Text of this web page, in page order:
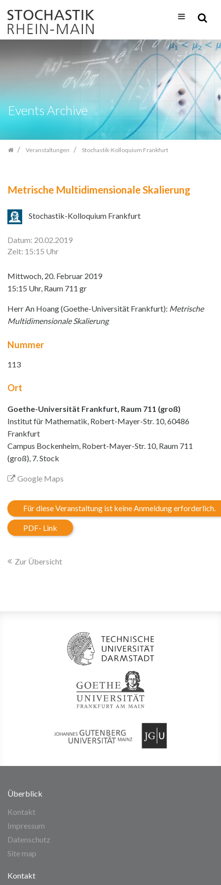
Inhalt
springen
Events Archive
Veranstaltungen Stochastik-Kolloquium Frankfurt
Metrische Multidimensionale Skalierung
Stochastik-Kolloquium Frankfurt
Datum: 20.02.2019
Zeit: 15:15 Uhr
Mittwoch, 20. Februar 2019
15:15 Uhr, Raum 711 gr
Herr An Hoang (Goethe-Universität Frankfurt): Metrische
Multidimensionale Skalierung
Nummer
113
Ort
Goethe-Universität Frankfurt, Raum 711 (groß)
Institut für Mathematik, Robert-Mayer-Str. 10, 60486
Frankfurt
Campus Bockenheim, Robert-Mayer-Str. 10, Raum 711
(groß), 7. Stock
Google Maps
Für diese Veranstaltung ist keine Anmeldung erforderlich.
PDF- Link
Zur Übersicht
Überblick
Kontakt
Impressum
Datenschutz
Site map
Kontakt